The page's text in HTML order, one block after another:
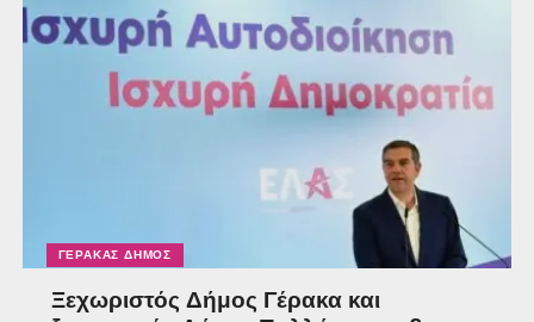
ΓΈΡΑΚΑΣ ΔΉΜΟΣ
Ξεχωριστός Δήμος Γέρακα και